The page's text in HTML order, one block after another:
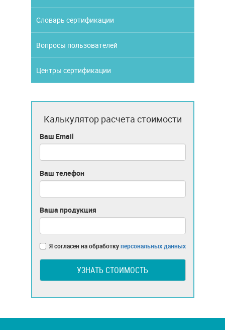
Словарь сертификации
Вопросы пользователей
Центры сертификации
Калькулятор расчета стоимости
Ваш Email
Ваш телефон
Ваша продукция
Я согласен на обработкуперсональных данных
УЗНАТЬ СТОИМОСТЬ